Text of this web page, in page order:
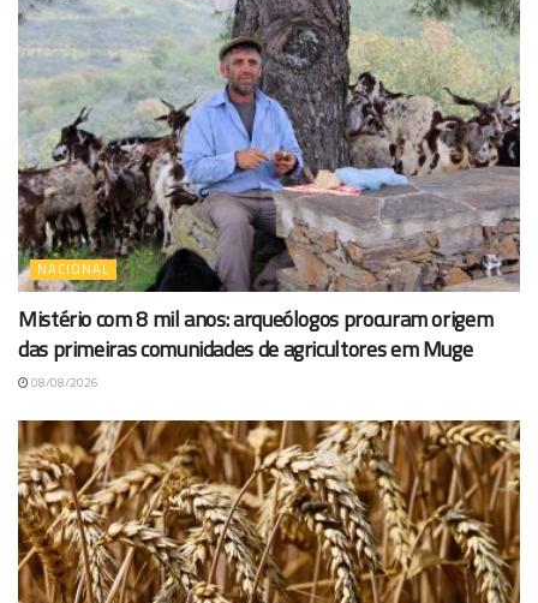
NACIONAL
Mistério com 8 mil anos: arqueólogos procuram origem
das primeiras comunidades de agricultores em Muge
08/08/2026